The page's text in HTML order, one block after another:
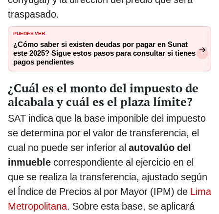
traspasado.
PUEDES VER:
¿Cómo saber si existen deudas por pagar en Sunat
este 2025? Sigue estos pasos para consultar si tienes
pagos pendientes
¿Cuál es el monto del impuesto de
alcabala y cuál es el plaza límite?
SAT indica que la base imponible del impuesto
se determina por el valor de transferencia, el
cual no puede ser inferior al autovalúo del
inmueble correspondiente al ejercicio en el
que se realiza la transferencia, ajustado según
el Índice de Precios al por Mayor (IPM) de Lima
Metropolitana. Sobre esta base, se aplicará